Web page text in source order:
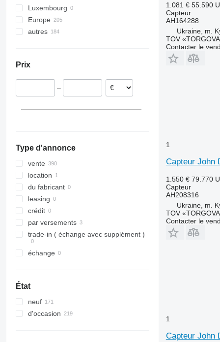
Puma
9280
Luxembourg
Europe
Danemark
Allemagne
Lituanie
autres
Prix
–
Type d'annonce
vente
location
du fabricant
leasing
crédit
par versements
trade-in ( échange avec supplément )
échange
État
neuf
d'occasion
1.081 € 55.590
Capteur
AH164288
Ukraine, m.
TOV
Contacter le
1
Capteur John
1.550 € 79.770
Capteur
AH208316
Ukraine, m.
TOV
Contacter le
1
Capteur John